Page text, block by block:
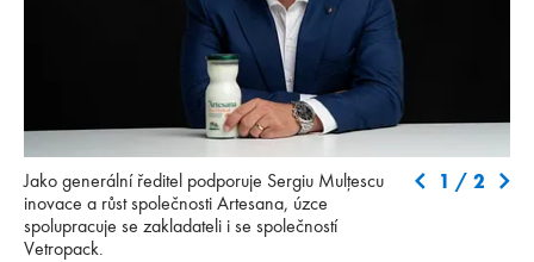
Jako generální ředitel podporuje Sergiu Mulțescu inovace a růst
společnosti Artesana, úzce spolupracuje se zakladateli i se
společností Vetropack.
Jako generální ředitel podporuje Sergiu Mulțescu
inovace a růst společnosti Artesana, úzce
spolupracuje se zakladateli i se společností
Vetropack.
1 / 2